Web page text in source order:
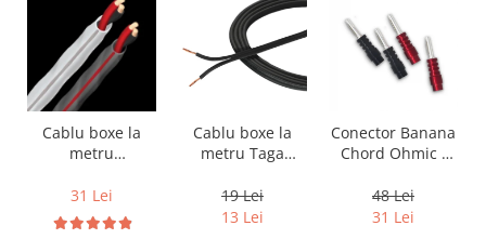
Cablu boxe la
metru
DB 16/2,
conductor cupru
LGC
31 Lei
Cablu boxe la
metru Taga
14B, 2 x 2mm
19 Lei
13 Lei
Conector Banana
Chord Ohmic -
48 Lei
31 Lei